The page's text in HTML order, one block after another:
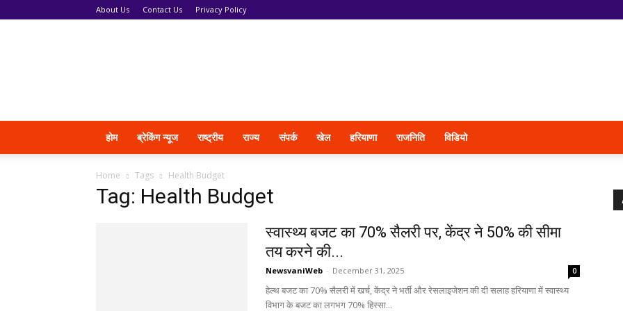
About Us Contact Us Privacy Policy
होम ब्रेकिंग न्यूज राष्ट्रीय राज्य संपर्क खेल हरियाणा राजनिति विडियो
Home Tags Health Budget
Tag: Health Budget
स्वास्थ्य बजट का 70% सैलरी पर, केंद्र ने 50% की सीमा
तय करने की...
NewsvaniWeb - December 31, 2025 0
हेल्थ बजट का 70% सैलरी में खर्च, केंद्र ने भर्ती और रेसलाइजेशन की दी सलाह हरियाणा में स्वास्थ्य
विभाग के बजट का लगभग 70% हिस्सा...